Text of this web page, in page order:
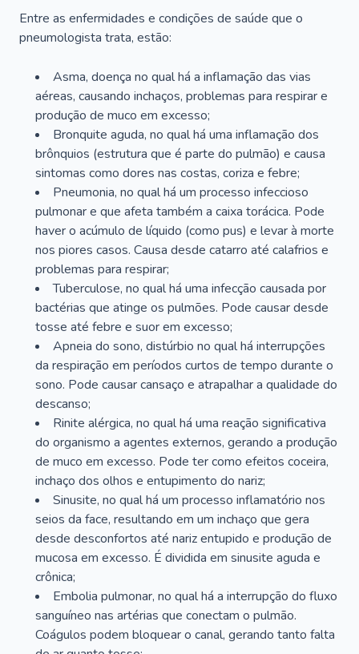
Entre as enfermidades e condições de saúde que o
pneumologista trata, estão:
Asma, doença no qual há a inflamação das vias
aéreas, causando inchaços, problemas para respirar e
produção de muco em excesso;
Bronquite aguda, no qual há uma inflamação dos
brônquios (estrutura que é parte do pulmão) e causa
sintomas como dores nas costas, coriza e febre;
Pneumonia, no qual há um processo infeccioso
pulmonar e que afeta também a caixa torácica. Pode
haver o acúmulo de líquido (como pus) e levar à morte
nos piores casos. Causa desde catarro até calafrios e
problemas para respirar;
Tuberculose, no qual há uma infecção causada por
bactérias que atinge os pulmões. Pode causar desde
tosse até febre e suor em excesso;
Apneia do sono, distúrbio no qual há interrupções
da respiração em períodos curtos de tempo durante o
sono. Pode causar cansaço e atrapalhar a qualidade do
descanso;
Rinite alérgica, no qual há uma reação significativa
do organismo a agentes externos, gerando a produção
de muco em excesso. Pode ter como efeitos coceira,
inchaço dos olhos e entupimento do nariz;
Sinusite, no qual há um processo inflamatório nos
seios da face, resultando em um inchaço que gera
desde desconfortos até nariz entupido e produção de
mucosa em excesso. É dividida em sinusite aguda e
crônica;
Embolia pulmonar, no qual há a interrupção do fluxo
sanguíneo nas artérias que conectam o pulmão.
Coágulos podem bloquear o canal, gerando tanto falta